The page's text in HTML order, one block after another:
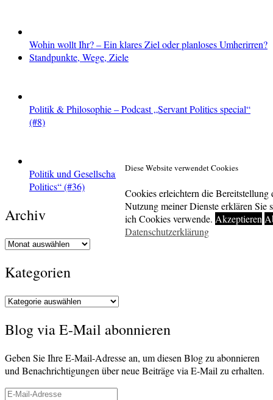
Wohin wollt Ihr? – Ein klares Ziel oder planloses Umherirren?
Standpunkte, Wege, Ziele
Politik & Philosophie – Podcast „Servant Politics special“
(#8)
Politik und Gesellschaft – Zu Gast im Podcast „Servant
Politics“ (#36)
Archiv
Archiv
Kategorien
Kategorien
Blog via E-Mail abonnieren
Geben Sie Ihre E-Mail-Adresse an, um diesen Blog zu abonnieren
und Benachrichtigungen über neue Beiträge via E-Mail zu erhalten.
E-
Diese Website verwendet Cookies
Cookies erleichtern die Bereitstellung
Nutzung meiner Dienste erklären Sie
ich Cookies verwende. Akzeptieren
Datenschutzerklärung